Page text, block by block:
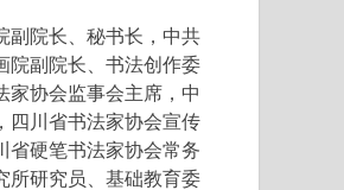
副院长、秘书长，中共
院副院长、书法创作委
家协会监事会主席，中
四川省书法家协会宣传
省硬笔书法家协会常务
所研究员、基础教育委